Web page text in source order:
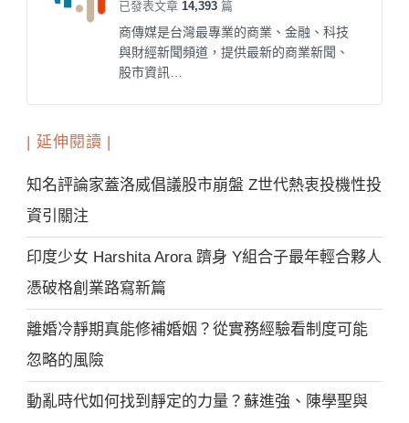
已發表文章 14,393 篇
商傳媒是台灣最專業的商業、金融、科技
與財經新聞頻道，提供最新的商業新聞、
股市資訊…
| 延伸閱讀 |
知名評論家蓋洛威倡議股市崩盤 Z世代熱衷投機性投
資引關注
印度少女 Harshita Arora 躋身 Y組合子最年輕合夥人
憑破格創業路寫新篇
離婚冷靜期真能修補婚姻？從實務經驗看制度可能
忽略的風險
動亂時代如何找到靜定的力量？蘇進強、陳學聖與